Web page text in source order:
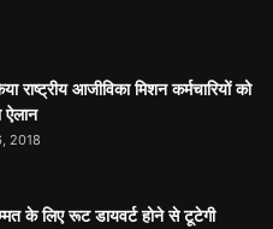
राष्ट्रीय आजीविका मिशन कर्मचारियों को
ऐलान
2018
के लिए रूट डायवर्ट होने से टूटेगी